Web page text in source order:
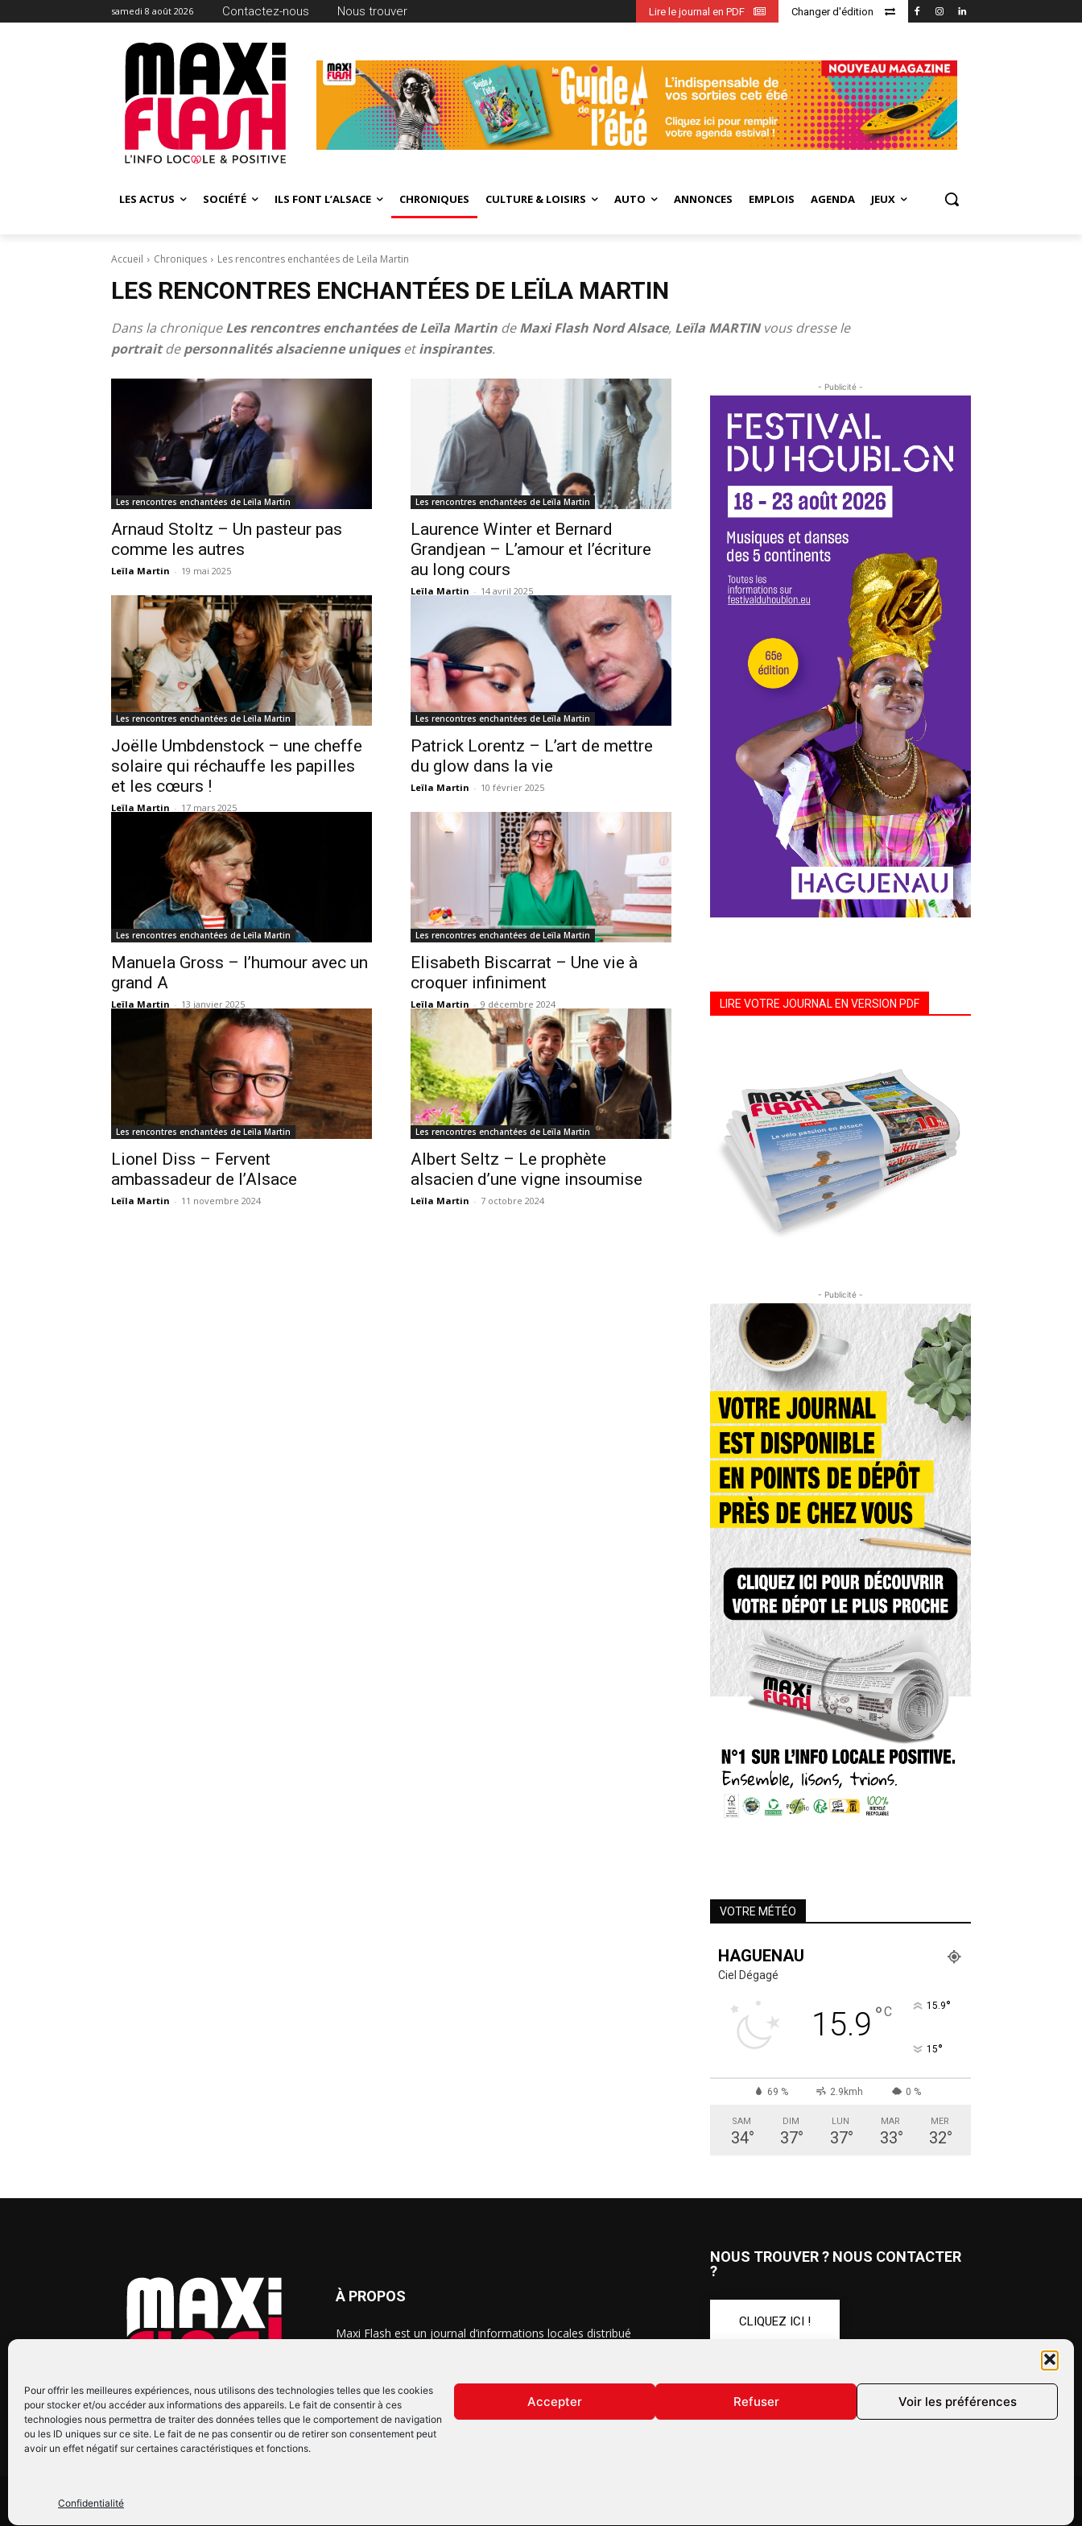
Pour offrir les meilleures expériences, nous utilisons des technologies telles que les cookies
pour stocker et/ou accéder aux informations des appareils. Le fait de consentir à ces
technologies nous permettra de traiter des données telles que le comportement de navigation
ou les ID uniques sur ce site. Le fait de ne pas consentir ou de retirer son consentement peut
avoir un effet négatif sur certaines caractéristiques et fonctions.
Accepter Refuser Voir les préférences
Confidentialité
samedi 8 août 2026 Contactez-nous Nous trouver Changer d'édition
Lire le journal en PDF
LES ACTUS SOCIÉTÉ ILS FONT L’ALSACE CHRONIQUES CULTURE & LOISIRS AUTO ANNONCES EMPLOIS AGENDA JEUX
Accueil Chroniques Les rencontres enchantées de Leïla Martin
LES RENCONTRES ENCHANTÉES DE LEÏLA MARTIN
Dans la chroniqueLes rencontres enchantées de Leïla Martin deMaxi Flash Nord Alsace, Leïla MARTINvous dresse le
portraitdepersonnalités alsacienne uniquesetinspirantes.
Les rencontres enchantées de Leïla Martin
Arnaud Stoltz – Un pasteur pas
comme les autres
Leïla Martin - 19 mai 2025
Les rencontres enchantées de Leïla Martin
Laurence Winter et Bernard
Grandjean – L’amour et l’écriture
au long cours
Leïla Martin - 14 avril 2025
Les rencontres enchantées de Leïla Martin
Joëlle Umbdenstock – une cheffe
solaire qui réchauffe les papilles
et les cœurs !
Leïla Martin - 17 mars 2025
Les rencontres enchantées de Leïla Martin
Patrick Lorentz – L’art de mettre
du glow dans la vie
Leïla Martin - 10 février 2025
Les rencontres enchantées de Leïla Martin
Manuela Gross – l’humour avec un
grand A
Leïla Martin - 13 janvier 2025
Les rencontres enchantées de Leïla Martin
Elisabeth Biscarrat – Une vie à
croquer infiniment
Leïla Martin - 9 décembre 2024
Les rencontres enchantées de Leïla Martin
Lionel Diss – Fervent
ambassadeur de l’Alsace
Leïla Martin - 11 novembre 2024
Les rencontres enchantées de Leïla Martin
Albert Seltz – Le prophète
alsacien d’une vigne insoumise
Leïla Martin - 7 octobre 2024
- Publicité -
LIRE VOTRE JOURNAL EN VERSION PDF
- Publicité -
VOTRE MÉTÉO
HAGUENAU
Ciel Dégagé
15.9 °C 15.9°
15°
69 % 2.9kmh 0 %
SAM
34°
DIM
37°
LUN
37°
MAR
33°
MER
32°
À PROPOS
Maxi Flash est un journal d’informations locales distribué
2022, et à Colmar, Vignoble et Plaine depuis 2023.
NOUS TROUVER ? NOUS CONTACTER
?
CLIQUEZ ICI !